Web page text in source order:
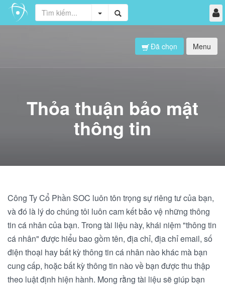
Menu
Đã chọn
Thỏa thuận bảo mật
thông tin
Công Ty Cổ Phần SOC luôn tôn trọng sự riêng tư của bạn,
và đó là lý do chúng tôi luôn cam kết bảo vệ những thông
tin cá nhân của bạn. Trong tài liệu này, khái niệm "thông tin
cá nhân" được hiểu bao gồm tên, địa chỉ, địa chỉ email, số
điện thoại hay bất kỳ thông tin cá nhân nào khác mà bạn
cung cấp, hoặc bất kỳ thông tin nào về bạn được thu thập
theo luật định hiện hành. Mong rằng tài liệu sẽ giúp bạn